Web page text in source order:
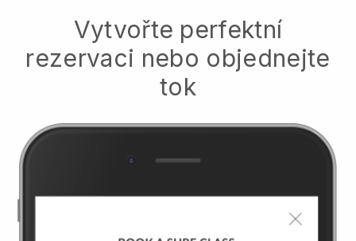
Vytvořte perfektní
rezervaci nebo objednejte
tok